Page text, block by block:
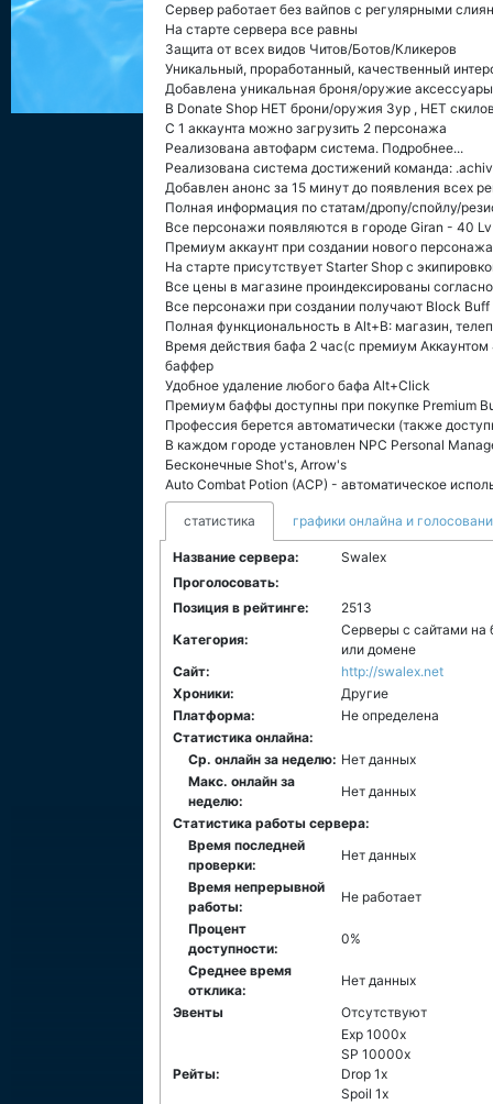
Сервер работает без вайпов с регулярными
На старте сервера все равны
Защита от всех видов Читов/Ботов/Кликеров
Уникальный, проработанный, качественный
Добавлена уникальная броня/оружие
В Donate Shop НЕТ брони/оружия 3ур , НЕТ
С 1 аккаунта можно загрузить 2 персонажа
Реализована автофарм система. Подробнее...
Реализована система достижений команда:
Добавлен анонс за 15 минут до появления всех
Полная информация по статам/дропу/спойлу/
Все персонажи появляются в городе Giran - 40
Премиум аккаунт при создании нового
На старте присутствует Starter Shop с
Все цены в магазине проиндексированы
Все персонажи при создании получают Block Buff
Полная функциональность в Alt+B: магазин,
Время действия бафа 2 час(с премиум
баффер
Удобное удаление любого бафа Alt+Click
Премиум баффы доступны при покупке Premium
Профессия берется автоматически (также
В каждом городе установлен NPC Personal
Бесконечные Shot's, Arrow's
Auto Combat Potion (ACP) - автоматическое
статистика графики онлайна и
Название сервера:
Swalex
Проголосовать:
Позиция в рейтинге:
2513
Категория:
Серверы с сайтами на
или домене
Сайт:
http://swalex.net
Хроники:
Другие
Платформа:
Не определена
Статистика онлайна:
Ср. онлайн за неделю: Нет данных
Макс. онлайн за
неделю:
Нет данных
Статистика работы сервера:
Время последней
проверки:
Нет данных
Время непрерывной
работы:
Не работает
Процент
доступности:
0%
Среднее время
отклика:
Нет данных
Эвенты
Отсутствуют
Рейты:
Exp 1000x
SP 10000x
Drop 1x
Spoil 1x